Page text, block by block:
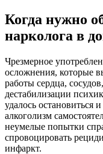
Когда нужно
нарколога в
Чрезмерное
осложнения, которые
работы сердца,
дестабилизации
удалось остановиться
алкоголизм
неумелые попытки
спровоцировать
инфаркт.